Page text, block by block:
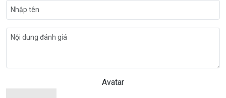
Avatar